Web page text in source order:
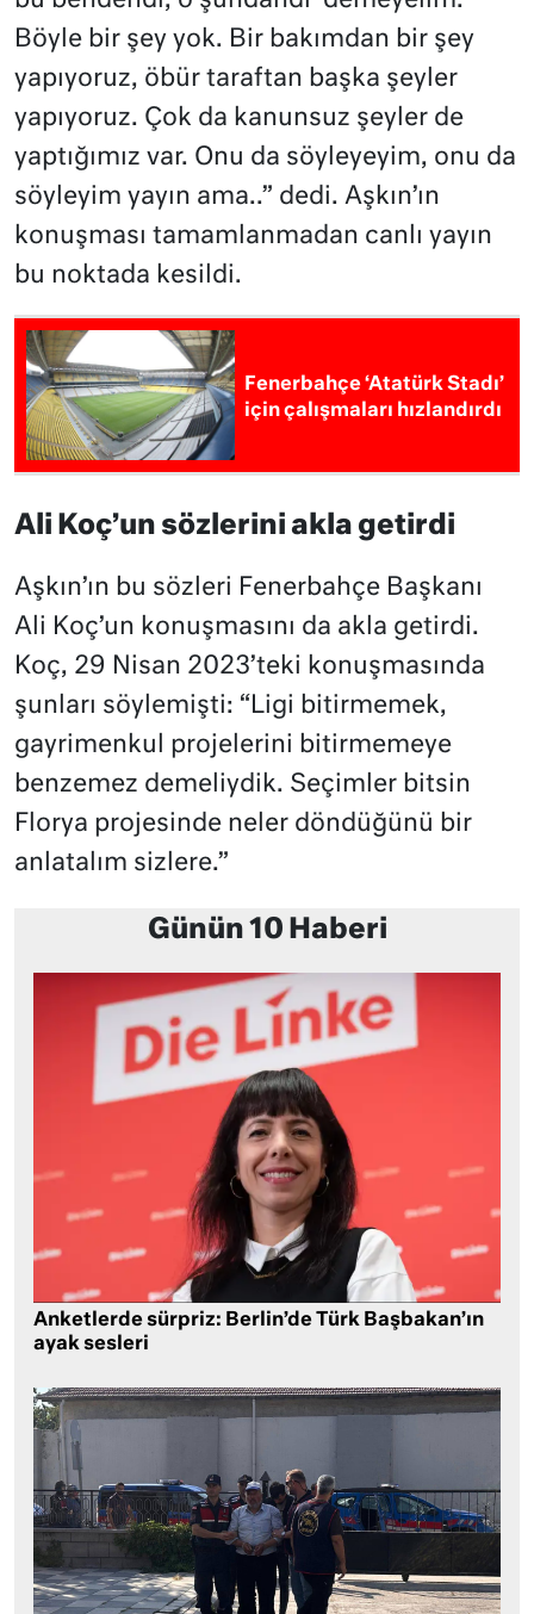
Böyle bir şey yok. Bir bakımdan bir şey
yapıyoruz, öbür taraftan başka şeyler
yapıyoruz. Çok da kanunsuz şeyler de
yaptığımız var. Onu da söyleyeyim, onu da
söyleyim yayın ama..” dedi. Aşkın’ın
konuşması tamamlanmadan canlı yayın
bu noktada kesildi.
Fenerbahçe ‘Atatürk Stadı’
için çalışmaları hızlandırdı
Ali Koç’un sözlerini akla getirdi
Aşkın’ın bu sözleri Fenerbahçe Başkanı
Ali Koç’un konuşmasını da akla getirdi.
Koç, 29 Nisan 2023’teki konuşmasında
şunları söylemişti: “Ligi bitirmemek,
gayrimenkul projelerini bitirmemeye
benzemez demeliydik. Seçimler bitsin
Florya projesinde neler döndüğünü bir
anlatalım sizlere.”
Günün 10 Haberi
Anketlerde sürpriz: Berlin’de Türk Başbakan’ın
ayak sesleri